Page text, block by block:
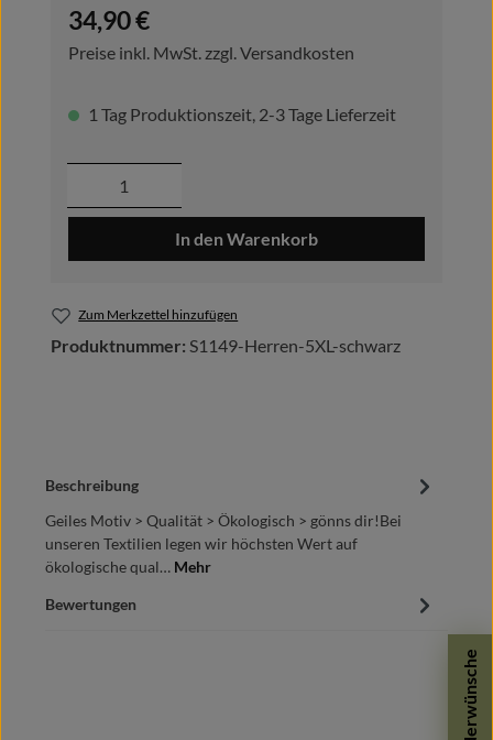
Regulärer Preis:
34,90 €
Preise inkl. MwSt. zzgl. Versandkosten
1 Tag Produktionszeit, 2-3 Tage Lieferzeit
Produkt Anzahl: Gib den gewünschten
In den Warenkorb
Zum Merkzettel hinzufügen
Produktnummer: S1149-Herren-5XL-schwarz
Sonderwünsche
Beschreibung
Geiles Motiv > Qualität > Ökologisch > gönns dir!Bei
unseren Textilien legen wir höchsten Wert auf
ökologische qual… Mehr
Bewertungen